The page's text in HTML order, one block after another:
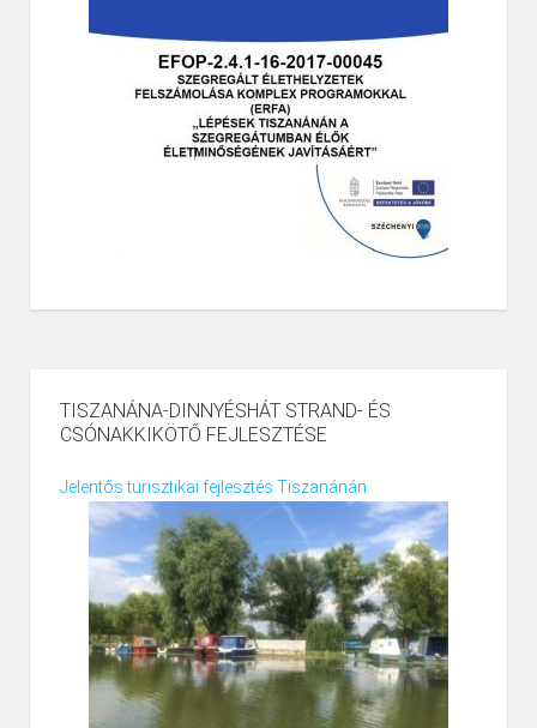
TISZANÁNA-DINNYÉSHÁT STRAND- ÉS
CSÓNAKKIKÖTŐ FEJLESZTÉSE
Jelentős turisztikai fejlesztés Tiszanánán